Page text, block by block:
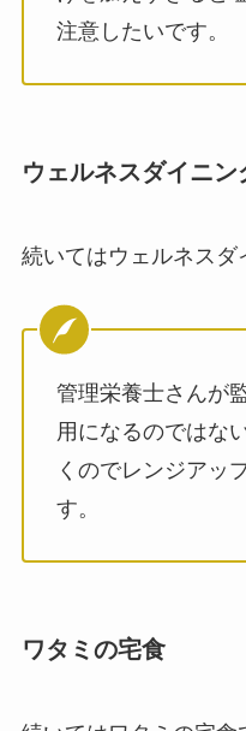
注意したいです。
ウェルネスダイニン
続いてはウェルネスダ
管理栄養士さんが
用になるのではな
くのでレンジアッ
す。
ワタミの宅食